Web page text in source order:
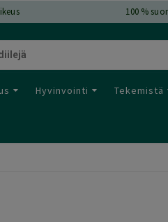
100 %
Hyvinvointi Tekemistä